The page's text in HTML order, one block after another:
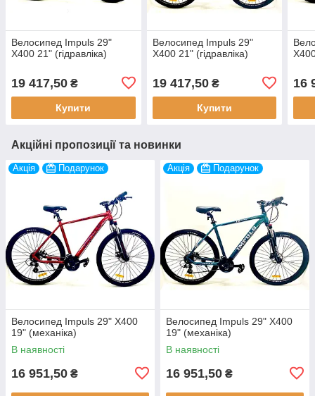
Велосипед Impuls 29"
X400 21" (гідравліка)
19 417,50 ₴
Купити
Велосипед Impuls 29"
X400 21" (гідравліка)
19 417,50₴
Купити
16
Акційні пропозиції та новинки
Акція Подарунок
Велосипед Impuls 29" X400
19" (механіка)
В наявності
16 951,50 ₴
Акція Подарунок
Велосипед Impuls 29" X400
19" (механіка)
В наявності
16 951,50 ₴